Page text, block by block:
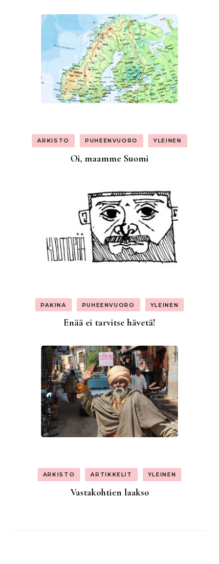
ARKISTO PUHEENVUORO YLEINEN
Oi, maamme Suomi
PAKINA PUHEENVUORO YLEINEN
Enää ei tarvitse hävetä!
ARKISTO ARTIKKELIT YLEINEN
Vastakohtien laakso